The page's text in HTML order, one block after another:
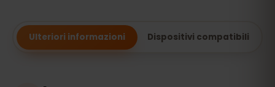
Ulteriori informazioni Dispositivi compatibili